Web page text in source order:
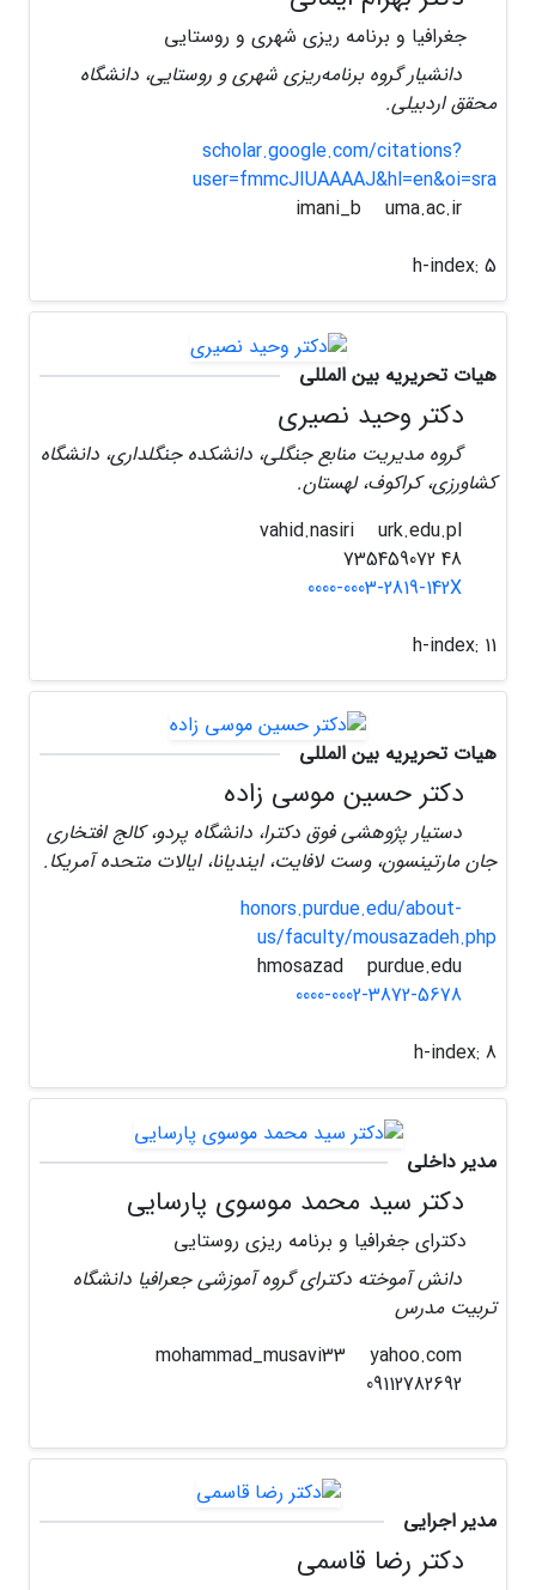
جغرافیا و برنامه ریزی شهری و روستایی
دانشیار گروه برنامه‌ریزی شهری و روستایی، دانشگاه
محقق اردبیلی.
scholar.google.com/citations?
user=fmmcJIUAAAAJ&hl=en&oi=sra
uma.ac.ir
h-index: 5
هیات تحریریه بین المللی
دکتر وحید نصیری
گروه مدیریت منابع جنگلی، دانشکده جنگلداری، دانشگاه
کشاورزی، کراکوف، لهستان.
urk.edu.pl
0000-0003-2819-142X
h-index: 11
هیات تحریریه بین المللی
دکتر حسین موسی زاده
دستیار پژوهشی فوق دکترا، دانشگاه پردو، کالج افتخاری
جان مارتینسون، وست لافایت، ایندیانا، ایالات متحده آمریکا.
honors.purdue.edu/about-
us/faculty/mousazadeh.php
purdue.edu
0000-0002-3872-5678
h-index: 8
مدیر داخلی
دکتر سید محمد موسوی پارسایی
دکترای جغرافیا و برنامه ریزی روستایی
دانش آموخته دکترای گروه آموزشی جعرافیا دانشگاه
تربیت مدرس
yahoo.com
مدیر اجرایی
دکتر رضا قاسمی